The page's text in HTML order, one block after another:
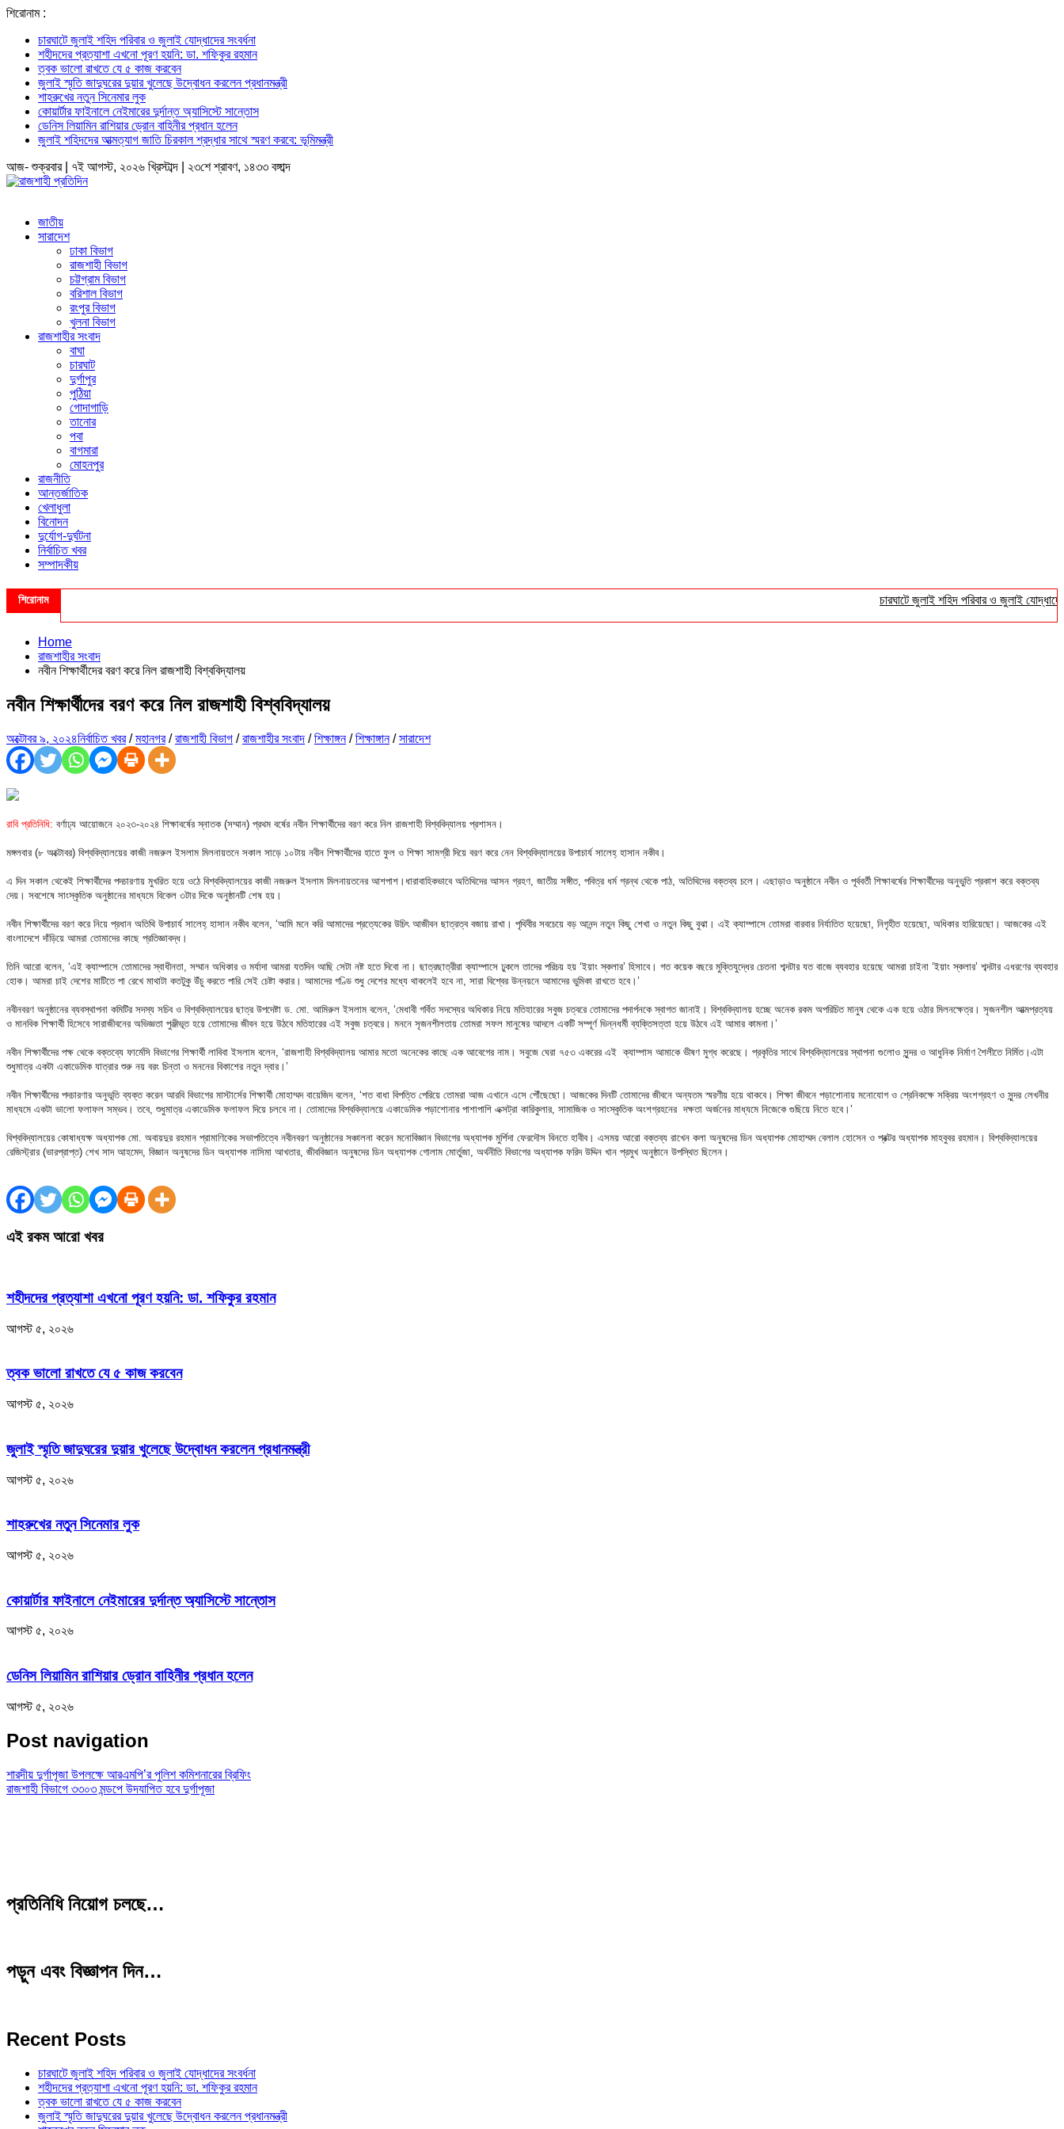
শিরোনাম :
চারঘাটে জুলাই শহিদ পরিবার ও জুলাই যোদ্ধাদের সংবর্ধনা
শহীদদের প্রত্যাশা এখনো পূরণ হয়নি: ডা. শফিকুর রহমান
ত্বক ভালো রাখতে যে ৫ কাজ করবেন
জুলাই স্মৃতি জাদুঘরের দুয়ার খুলেছে উদ্বোধন করলেন প্রধানমন্ত্রী
শাহরুখের নতুন সিনেমার লুক
কোয়ার্টার ফাইনালে নেইমারের দুর্দান্ত অ্যাসিস্টে সান্তোস
ডেনিস লিয়ামিন রাশিয়ার ড্রোন বাহিনীর প্রধান হলেন
জুলাই শহিদদের আত্মত্যাগ জাতি চিরকাল শ্রদ্ধার সাথে স্মরণ করবে: ভূমিমন্ত্রী
আজ- শুক্রবার | ৭ই আগস্ট, ২০২৬ খ্রিস্টাব্দ | ২৩শে শ্রাবণ, ১৪৩৩ বঙ্গাব্দ
জাতীয়
সারাদেশ
ঢাকা বিভাগ
রাজশাহী বিভাগ
চট্টগ্রাম বিভাগ
বরিশাল বিভাগ
রংপুর বিভাগ
খুলনা বিভাগ
রাজশাহীর সংবাদ
বাঘা
চারঘাট
দুর্গাপুর
পুঠিয়া
গোদাগাড়ি
তানোর
পবা
বাগমারা
মোহনপুর
রাজনীতি
আন্তর্জাতিক
খেলাধুলা
বিনোদন
দুর্যোগ-দুর্ঘটনা
নির্বাচিত খবর
সম্পাদকীয়
শিরোনাম চারঘাটে জুলাই শহিদ পরিবার ও জুলাই যোদ্ধাদের
Home
রাজশাহীর সংবাদ
নবীন শিক্ষার্থীদের বরণ করে নিল রাজশাহী বিশ্ববিদ্যালয়
নবীন শিক্ষার্থীদের বরণ করে নিল রাজশাহী বিশ্ববিদ্যালয়
অক্টোবর ৯, ২০২৪নির্বাচিত খবর/মহানগর/রাজশাহী বিভাগ /রাজশাহীর সংবাদ /শিক্ষাঙ্গন/শিক্ষাঙ্গান/সারাদেশ
রাবি প্রতিনিধি: বর্ণাঢ্য আয়োজনে ২০২৩-২০২৪ শিক্ষাবর্ষের স্নাতক (সম্মান) প্রথম বর্ষের নবীন শিক্ষার্থীদের বরণ করে নিল রাজশাহী বিশ্ববিদ্যালয় প্রশাসন।
মঙ্গলবার (৮ অক্টোবর) বিশ্ববিদ্যালয়ের কাজী নজরুল ইসলাম মিলনায়তনে সকাল সাড়ে ১০টায় নবীন শিক্ষার্থীদের হাতে ফুল ও শিক্ষা সামগ্রী দিয়ে বরণ করে নেন বিশ্ববিদ্যালয়ের উপাচার্য সালেহ্ হাসান নকীব।
এ দিন সকাল থেকেই শিক্ষার্থীদের পদচারণায় মুখরিত হয়ে ওঠে বিশ্ববিদ্যালয়ের কাজী নজরুল ইসলাম মিলনায়তনের আশপাশ।ধারাবাহিকভাবে অতিথিদের আসন গ্রহণ, জাতীয় সঙ্গীত, পবিত্র ধর্ম গ্রন্থ থেকে পাঠ, অতিথিদের বক্তব্য চলে। এছাড়াও অনুষ্ঠানে নবীন ও পূর্ববর্তী শিক্ষাবর্ষের শিক্ষার্থীদের অনুভুতি প্রকাশ করে বক্তব্য
দেয়। সবশেষে সাংস্কৃতিক অনুষ্ঠানের মাধ্যমে বিকেল ৩টার দিকে অনুষ্ঠানটি শেষ হয়।
নবীন শিক্ষার্থীদের বরণ করে নিয়ে প্রধান অতিথি উপাচার্য সালেহ্ হাসান নকীব বলেন, ‘আমি মনে করি আমাদের প্রত্যেকের উচিৎ আজীবন ছাত্রত্ব বজায় রাখা। পৃথিবীর সবচেয়ে বড় আনন্দ নতুন কিছু শেখা ও নতুন কিছু বুঝা। এই ক্যাম্পাসে তোমরা বারবার নির্যাতিত হয়েছো, নিগৃহীত হয়েছো, অধিকার হারিয়েছো। আজকের এই
বাংলাদেশে দাঁড়িয়ে আমরা তোমাদের কাছে প্রতিজ্ঞাবদ্ধ।
তিনি আরো বলেন, ‘এই ক্যাম্পাসে তোমাদের স্বাধীনতা, সম্মান অধিকার ও মর্যাদা আমরা যতদিন আছি সেটা নষ্ট হতে দিবো না। ছাত্রছাত্রীরা ক্যাম্পাসে ঢুকলে তাদের পরিচয় হয় ‘ইয়াং স্কলার’ হিসাবে। গত কয়েক বছরে মুক্তিযুদ্ধের চেতনা শব্দটার যত বাজে ব্যবহার হয়েছে আমরা চাইনা ‘ইয়াং স্কলার’ শব্দটার এধরণের ব্যবহার
হোক। আমরা চাই দেশের মাটিতে পা রেখে মাথাটা কতটুকু উঁচু করতে পারি সেই চেষ্টা করার। আমাদের গণ্ডি শুধু দেশের মধ্যে থাকলেই হবে না, সারা বিশ্বের উন্নয়নে আমাদের ভুমিকা রাখতে হবে।’
নবীনবরণ অনুষ্ঠানের ব্যবস্থাপনা কমিটির সদস্য সচিব ও বিশ্ববিদ্যালয়ের ছাত্র উপদেষ্টা ড. মো. আমিরুল ইসলাম বলেন, ‘মেধাবী গর্বিত সদস্যের অধিকার নিয়ে মতিহারের সবুজ চত্বরে তোমাদের পদার্পনকে স্বাগত জানাই। বিশ্ববিদ্যালয় হচ্ছে অনেক রকম অপরিচিত মানুষ থেকে এক হয়ে ওঠার মিলনক্ষেত্র। সৃজনশীল আত্মপ্রত্যয়
ও মানবিক শিক্ষার্থী হিসেবে সারাজীবনের অভিজ্ঞতা পুঞ্জীভূত হয়ে তোমাদের জীবন হয়ে উঠবে মতিহারের এই সবুজ চত্বরে। মননে সৃজনশীলতায় তোমরা সফল মানুষের আদলে একটি সম্পূর্ণ ভিন্নধর্মী ব্যক্তিসত্তা হয়ে উঠবে এই আমার কামনা।’
নবীন শিক্ষার্থীদের পক্ষ থেকে বক্তব্যে ফার্মেসি বিভাগের শিক্ষার্থী লাবিবা ইসলাম বলেন, ‘রাজশাহী বিশ্ববিদ্যালয় আমার মতো অনেকের কাছে এক আবেগের নাম। সবুজে ঘেরা ৭৫৩ একরের এই ক্যাম্পাস আমাকে ভীষণ মুগ্ধ করেছে। প্রকৃতির সাথে বিশ্ববিদ্যালয়ের স্থাপনা গুলোও সুন্দর ও আধুনিক নির্মাণ শৈলীতে নির্মিত।এটা
শুধুমাত্র একটা একাডেমিক যাত্রার শুরু নয় বরং চিন্তা ও মননের বিকাশের নতুন দ্বার।’
নবীন শিক্ষার্থীদের পদচারণার অনুভূতি ব্যক্ত করেন আরবি বিভাগের মাস্টার্সের শিক্ষার্থী মোহাম্মদ বায়েজিদ বলেন, ‘শত বাধা বিপত্তি পেরিয়ে তোমরা আজ এখানে এসে পৌঁছেছো। আজকের দিনটি তোমাদের জীবনে অন্যতম স্মরণীয় হয়ে থাকবে। শিক্ষা জীবনে পড়াশোনায় মনোযোগ ও শ্রেনিকক্ষে সক্রিয় অংশগ্রহণ ও সুন্দর লেখনীর
মাধ্যমে একটা ভালো ফলাফল সম্ভব। তবে, শুধুমাত্র একাডেমিক ফলাফল দিয়ে চলবে না। তোমাদের বিশ্ববিদ্যালয়ে একাডেমিক পড়াশোনার পাশাপাশি এক্সট্রা কারিকুলার, সামাজিক ও সাংস্কৃতিক অংশগ্রহনের দক্ষতা অর্জনের মাধ্যমে নিজেকে গুছিয়ে নিতে হবে।’
বিশ্ববিদ্যালয়ের কোষাধ্যক্ষ অধ্যাপক মো. অবায়দুর রহমান প্রামাণিকের সভাপতিত্বে নবীনবরণ অনুষ্ঠানের সঞ্চালনা করেন মনোবিজ্ঞান বিভাগের অধ্যাপক মুর্শিদা ফেরদৌস বিনতে হাবীব। এসময় আরো বক্তব্য রাখেন কলা অনুষদের ডিন অধ্যাপক মোহাম্মদ বেলাল হোসেন ও প্রক্টর অধ্যাপক মাহবুবর রহমান। বিশ্ববিদ্যালয়ের
রেজিস্ট্রার (ভারপ্রাপ্ত) শেখ সাদ আহমেদ, বিজ্ঞান অনুষদের ডিন অধ্যাপক নাসিমা আখতার, জীববিজ্ঞান অনুষদের ডিন অধ্যাপক গোলাম মোর্তুজা, অর্থনীতি বিভাগের অধ্যাপক ফরিদ উদ্দিন খান প্রমুখ অনুষ্ঠানে উপস্থিত ছিলেন।
এই রকম আরো খবর
শহীদদের প্রত্যাশা এখনো পূরণ হয়নি: ডা. শফিকুর রহমান
আগস্ট ৫, ২০২৬
ত্বক ভালো রাখতে যে ৫ কাজ করবেন
আগস্ট ৫, ২০২৬
জুলাই স্মৃতি জাদুঘরের দুয়ার খুলেছে উদ্বোধন করলেন প্রধানমন্ত্রী
আগস্ট ৫, ২০২৬
শাহরুখের নতুন সিনেমার লুক
আগস্ট ৫, ২০২৬
কোয়ার্টার ফাইনালে নেইমারের দুর্দান্ত অ্যাসিস্টে সান্তোস
আগস্ট ৫, ২০২৬
ডেনিস লিয়ামিন রাশিয়ার ড্রোন বাহিনীর প্রধান হলেন
আগস্ট ৫, ২০২৬
Post navigation
শারদীয় দুর্গাপূজা উপলক্ষে আরএমপি’র পুলিশ কমিশনারের ব্রিফিং
রাজশাহী বিভাগে ৩৩০৩ মন্ডপে উদযাপিত হবে দুর্গাপূজা
প্রতিনিধি নিয়োগ চলছে…
পড়ুন এবং বিজ্ঞাপন দিন…
Recent Posts
চারঘাটে জুলাই শহিদ পরিবার ও জুলাই যোদ্ধাদের সংবর্ধনা
শহীদদের প্রত্যাশা এখনো পূরণ হয়নি: ডা. শফিকুর রহমান
ত্বক ভালো রাখতে যে ৫ কাজ করবেন
জুলাই স্মৃতি জাদুঘরের দুয়ার খুলেছে উদ্বোধন করলেন প্রধানমন্ত্রী